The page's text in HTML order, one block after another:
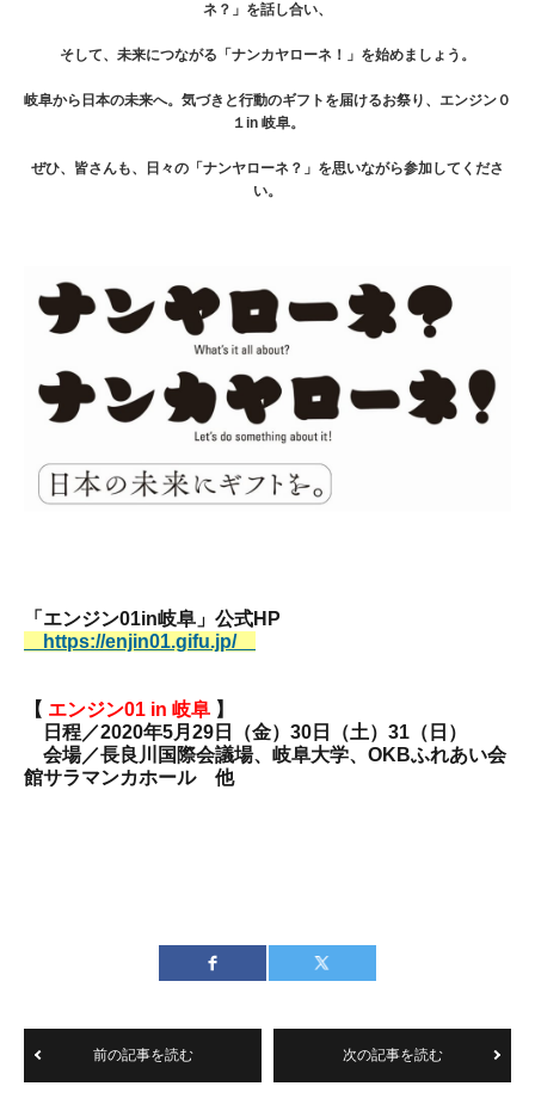
ネ？」を話し合い、
そして、未来につながる「ナンカヤローネ！」を始めましょう。
岐阜から日本の未来へ。気づきと行動のギフトを届けるお祭り、エンジン０
１in 岐阜。
ぜひ、皆さんも、日々の「ナンヤローネ？」を思いながら参加してくださ
い。
「エンジン01in岐阜」公式HP
https://enjin01.gifu.jp/
【 エンジン01 in 岐阜 】
日程／2020年5月29日（金）30日（土）31（日）
会場／長良川国際会議場、岐阜大学、OKBふれあい会
館サラマンカホール 他
前の記事を読む 次の記事を読む